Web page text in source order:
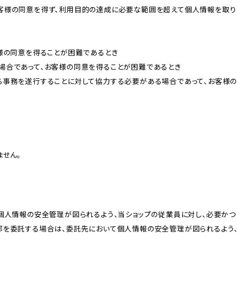
様の同意を得ず、利用目的の達成に必要な範囲を超えて個人情報を取り
の同意を得ることが困難であるとき
であって、お客様の同意を得ることが困難であるとき
務を遂行することに対して協力する必要がある場合であって、お客様の
ん。
人情報の安全管理が図られるよう、当ショップの従業員に対し、必要かつ
委託する場合は、委託先において個人情報の安全管理が図られるよう、